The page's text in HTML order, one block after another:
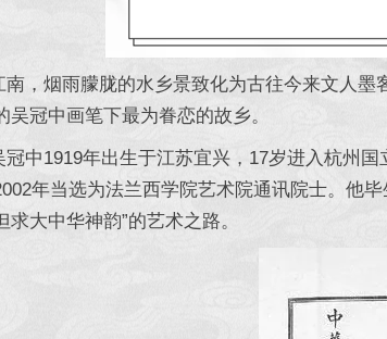
烟雨朦胧的水乡景致化为古往今来文人墨
吴冠中画笔下最为眷恋的故乡。
1919年出生于江苏宜兴，17岁进入杭州国
年当选为法兰西学院艺术院通讯院士。他
求大中华神韵”的艺术之路。